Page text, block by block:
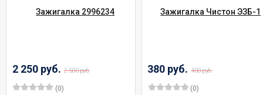
2 250 руб. 2 500 руб.
(0)
380 руб. 400 руб.
(0)